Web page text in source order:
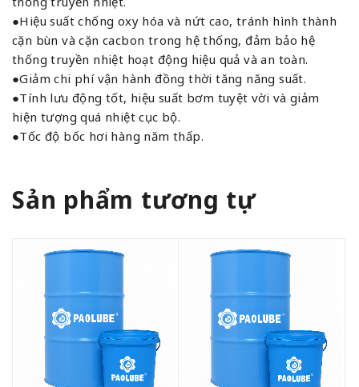
●Hiệu suất chống oxy hóa và nứt cao, tránh hình thành
cặn bùn và cặn cacbon trong hệ thống, đảm bảo hệ
thống truyền nhiệt hoạt động hiệu quả và an toàn.
●Giảm chi phí vận hành đồng thời tăng năng suất.
●Tính lưu động tốt, hiệu suất bơm tuyệt vời và giảm
hiện tượng quá nhiệt cục bộ.
●Tốc độ bốc hơi hàng năm thấp.
Sản phẩm tương tự